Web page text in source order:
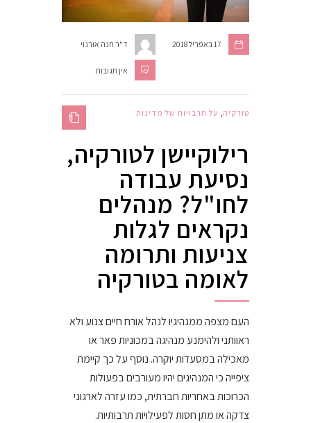
ד"ר חנה אורנוי 17 באפריל 2018
אין תגובות
טורקיה על תרבויות של מדינות
רילוקיישן לטורקיה,
נסיעת עבודה
לחו"ל? מנהלים
נקראים לגלות
צניעות ותרומה
לאומה בטורקיה
העם מצפה ממנהיגיו לנהל אורח חיים צנוע ולא
ראוותני ולהימנע מנהיגה במכוניות פאר או
מאכילה במסעדות יוקרה. נוסף על כך קיימת
ציפייה כי המנהיגים יהיו מעורבים בפעולות
הכרוכות באחריות חברתית, כמו עזרה לארגוני
צדקה או מתן חסות לפעילויות תרבותיות.